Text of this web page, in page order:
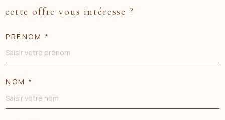
cette offre vous intéresse ?
PRÉNOM *
NOM *